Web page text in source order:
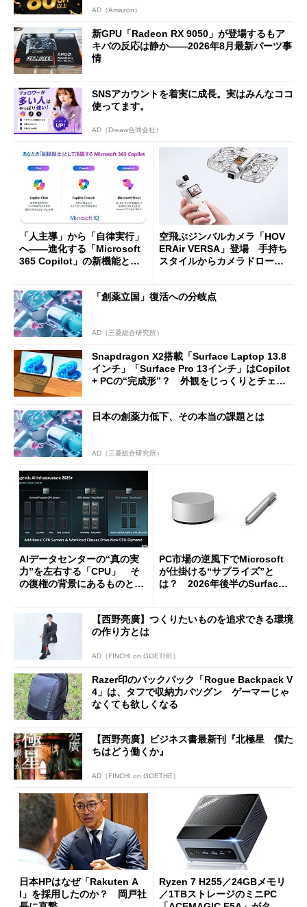
AD（Amazon）
新GPU「Radeon RX 9050」が登場するもア
キバの反応は静か――2026年8月最新パーツ事
情
SNSアカウントを着実に成長。実はみんなココ
使ってます。
AD（Dreaw合同会社）
「人主導」から「自律実行」
へ――進化する「Microsoft
365 Copilot」の新機能とエ
空飛ぶジンバルカメラ「HOV
ERAir VERSA」登場 手持ち
スタイルからカメラドローン
「創薬立国」復活への分岐点
AD（三菱総合研究所）
Snapdragon X2搭載「Surface Laptop 13.8
インチ」「Surface Pro 13インチ」はCopilot
+ PCの“完成形”？ 外観をじっくりとチェッ
日本の創薬力低下、その本当の課題とは
AD（三菱総合研究所）
AIデータセンターの“真の実
力”を左右する「CPU」 そ
の復権の背景にあるものと
PC市場の逆風下でMicrosoft
が仕掛ける“サプライズ”と
は？ 2026年後半のSurface
【西野亮廣】つくりたいものを追求できる環境
の作り方とは
AD（FINCHI on GOETHE）
Razer印のバックパック「Rogue Backpack V
4」は、タフで収納力バツグン ゲーマーじゃ
なくても欲しくなる
【西野亮廣】ビジネス書最新刊『北極星 僕た
ちはどう働くか』
AD（FINCHI on GOETHE）
日本HPはなぜ「Rakuten A
I」を採用したのか？ 岡戸社
Ryzen 7 H255／24GBメモリ
／1TBストレージのミニPC